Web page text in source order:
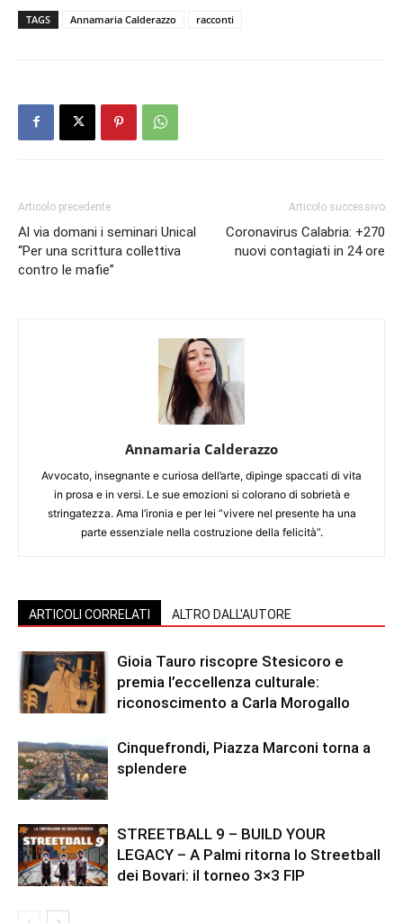
TAGS Annamaria Calderazzo racconti
Articolo precedente
Al via domani i seminari Unical
“Per una scrittura collettiva
contro le mafie”
Articolo successivo
Coronavirus Calabria: +270
nuovi contagiati in 24 ore
Annamaria Calderazzo
Avvocato, insegnante e curiosa dell’arte, dipinge spaccati di vita
in prosa e in versi. Le sue emozioni si colorano di sobrietà e
stringatezza. Ama l’ironia e per lei ”vivere nel presente ha una
parte essenziale nella costruzione della felicità”.
ARTICOLI CORRELATI ALTRO DALL'AUTORE
Gioia Tauro riscopre Stesicoro e
premia l’eccellenza culturale:
riconoscimento a Carla Morogallo
Cinquefrondi, Piazza Marconi torna a
splendere
STREETBALL 9 – BUILD YOUR
LEGACY – A Palmi ritorna lo Streetball
dei Bovari: il torneo 3×3 FIP